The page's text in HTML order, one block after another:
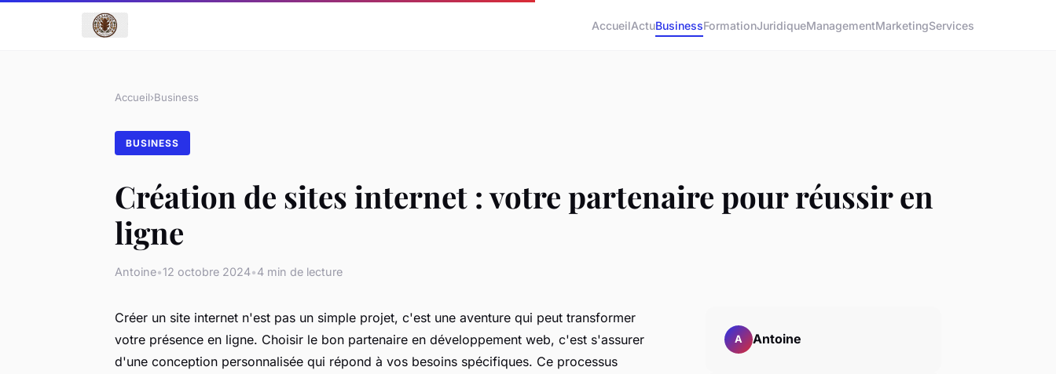
AccueilActuBusinessFormationJuridiqueManagementMarketingServices
Accueil›Business
BUSINESS
Création de sites internet : votre partenaire pour réussir en
ligne
Antoine•12 octobre 2024•4 min de lecture
Créer un site internet n'est pas un simple projet, c'est une aventure qui peut transformer
votre présence en ligne. Choisir le bon partenaire en développement web, c'est s'assurer
d'une conception personnalisée qui répond à vos besoins spécifiques. Ce processus
A Antoine